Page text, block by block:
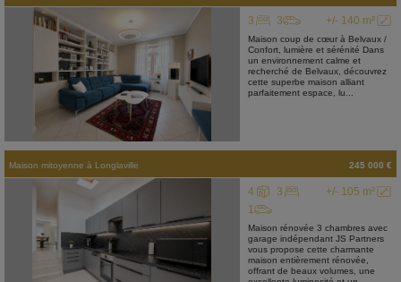
+/- 140 m²
3 3
Maison coup de cœur à Belvaux /
Confort, lumière et sérénité Dans
un environnement calme et
recherché de Belvaux, découvrez
cette superbe maison alliant
parfaitement espace, lu...
Maison mitoyenne à Longlaville 245 000 €
+/- 105 m²
4
3
1
Maison rénovée 3 chambres avec
garage indépendant JS Partners
vous propose cette charmante
maison entièrement rénovée,
offrant de beaux volumes, une